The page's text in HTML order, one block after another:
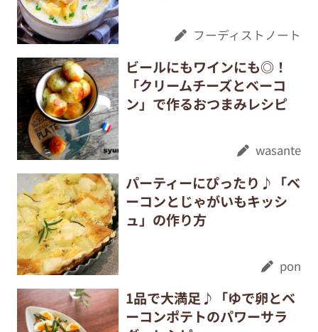
フーディストノート
ビールにもワインにも◎！
「クリームチーズとベーコ
ン」で作るおつまみレシピ
wasante
パーティーにぴったり♪「ベ
ーコンとじゃがいもキッシ
ュ」の作り方
pon
1品で大満足♪「ゆで卵とベ
ーコンポテトのパワーサラ